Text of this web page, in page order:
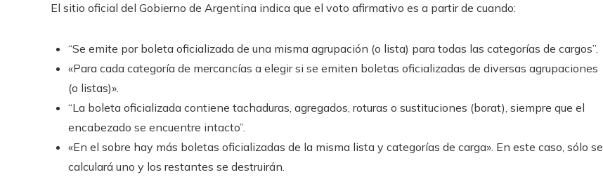
El sitio oficial del Gobierno de Argentina indica que el voto afirmativo es a partir de cuando:
“Se emite por boleta oficializada de una misma agrupación (o lista) para todas las categorías de cargos”.
«Para cada categoría de mercancías a elegir si se emiten boletas oficializadas de diversas agrupaciones
(o listas)».
“La boleta oficializada contiene tachaduras, agregados, roturas o sustituciones (borat), siempre que el
encabezado se encuentre intacto”.
«En el sobre hay más boletas oficializadas de la misma lista y categorías de carga». En este caso, sólo se
calculará uno y los restantes se destruirán.